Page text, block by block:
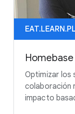
Homebase
Optimizar los
colaboración
impacto